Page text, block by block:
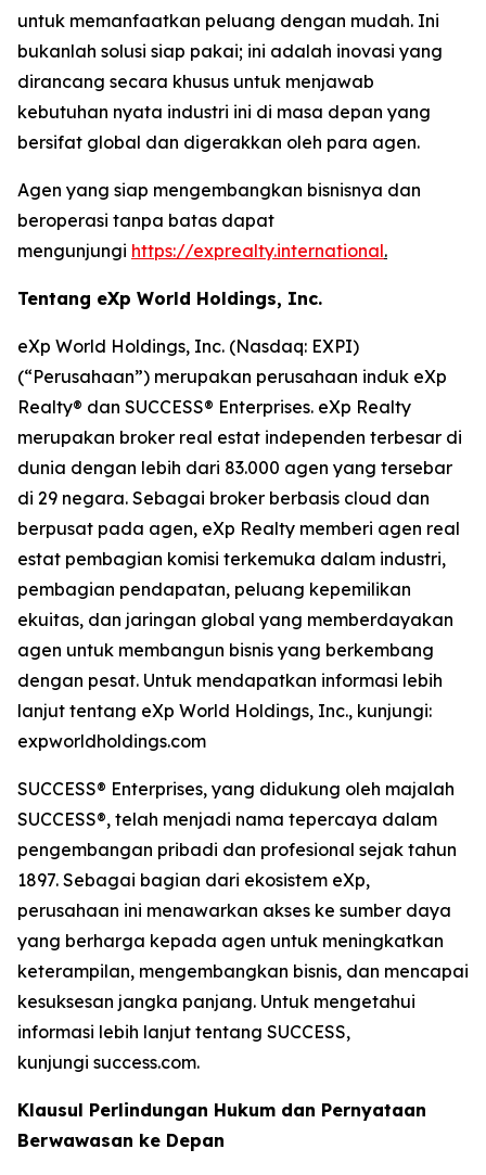
untuk memanfaatkan peluang dengan mudah. Ini
bukanlah solusi siap pakai; ini adalah inovasi yang
dirancang secara khusus untuk menjawab
kebutuhan nyata industri ini di masa depan yang
bersifat global dan digerakkan oleh para agen.
Agen yang siap mengembangkan bisnisnya dan
beroperasi tanpa batas dapat
mengunjungi https://exprealty.international.
Tentang eXp World Holdings, Inc.
eXp World Holdings, Inc. (Nasdaq: EXPI)
(“Perusahaan”) merupakan perusahaan induk eXp
Realty® dan SUCCESS® Enterprises. eXp Realty
merupakan broker real estat independen terbesar di
dunia dengan lebih dari 83.000 agen yang tersebar
di 29 negara. Sebagai broker berbasis cloud dan
berpusat pada agen, eXp Realty memberi agen real
estat pembagian komisi terkemuka dalam industri,
pembagian pendapatan, peluang kepemilikan
ekuitas, dan jaringan global yang memberdayakan
agen untuk membangun bisnis yang berkembang
dengan pesat. Untuk mendapatkan informasi lebih
lanjut tentang eXp World Holdings, Inc., kunjungi:
expworldholdings.com
SUCCESS® Enterprises, yang didukung oleh majalah
SUCCESS®, telah menjadi nama tepercaya dalam
pengembangan pribadi dan profesional sejak tahun
1897. Sebagai bagian dari ekosistem eXp,
perusahaan ini menawarkan akses ke sumber daya
yang berharga kepada agen untuk meningkatkan
keterampilan, mengembangkan bisnis, dan mencapai
kesuksesan jangka panjang. Untuk mengetahui
informasi lebih lanjut tentang SUCCESS,
kunjungi success.com.
Klausul Perlindungan Hukum dan Pernyataan
Berwawasan ke Depan